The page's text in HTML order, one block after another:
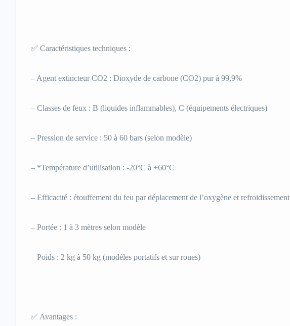
✅ Caractéristiques techniques :
– Agent extincteur CO2 : Dioxyde de carbone (CO2) pur à 99,9%
– Classes de feux : B (liquides inflammables), C (équipements électriques)
– Pression de service : 50 à 60 bars (selon modèle)
– *Température d’utilisation : -20°C à +60°C
– Efficacité : étouffement du feu par déplacement de l’oxygène et refroidissement
– Portée : 1 à 3 mètres selon modèle
– Poids : 2 kg à 50 kg (modèles portatifs et sur roues)
✅ Avantages :